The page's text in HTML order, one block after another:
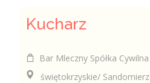
Kucharz
Bar Mleczny Spółka Cywilna
świętokrzyskie/ Sandomierz